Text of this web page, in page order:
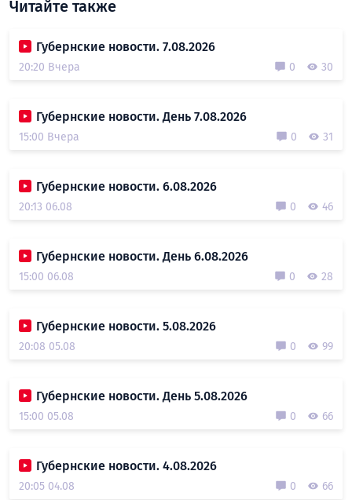
Читайте также
Губернские новости. 7.08.2026
20:20 Вчера 0 30
Губернские новости. День 7.08.2026
15:00 Вчера 0 31
Губернские новости. 6.08.2026
20:13 06.08 0 46
Губернские новости. День 6.08.2026
15:00 06.08 0 28
Губернские новости. 5.08.2026
20:08 05.08 0 99
Губернские новости. День 5.08.2026
15:00 05.08 0 66
Губернские новости. 4.08.2026
20:05 04.08 0 66